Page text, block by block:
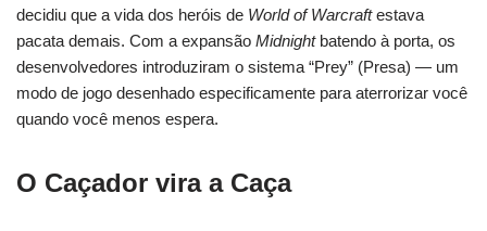
decidiu que a vida dos heróis de World of Warcraftestava
pacata demais. Com a expansão Midnightbatendo à porta, os
desenvolvedores introduziram o sistema “Prey” (Presa) — um
modo de jogo desenhado especificamente para aterrorizar você
quando você menos espera.
O Caçador vira a Caça